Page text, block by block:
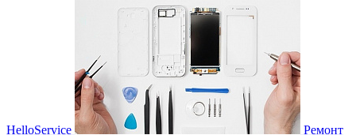
HelloService
Ремонт